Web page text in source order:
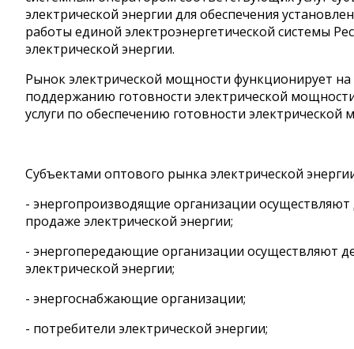
электрической энергии для обеспечения
работы единой электроэнергетической системы
электрической энергии.
Рынок электрической мощности функционирует на
поддержанию готовности электрической
услуги по обеспечению готовности
Субъектами оптового рынка электрической
- энергопроизводящие организации
продаже электрической энергии;
- энергопередающие организации осуществляют
электрической энергии;
- энергоснабжающие организации;
- потребители электрической энергии;